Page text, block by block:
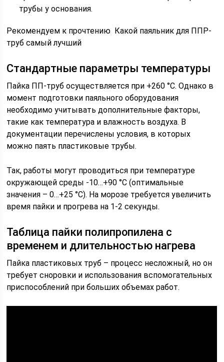
трубы у основания.
Рекомендуем к прочтению Какой паяльник для ППР-
труб самый лучший
Стандартные параметры температуры
Пайка ПП-труб осуществляется при +260 °С. Однако в
момент подготовки паяльного оборудования
необходимо учитывать дополнительные факторы,
такие как температура и влажность воздуха. В
документации перечислены условия, в которых
можно паять пластиковые трубы.
Так, работы могут проводиться при температуре
окружающей среды -10…+90 °С (оптимальные
значения – 0…+25 °С). На морозе требуется увеличить
время пайки и прогрева на 1-2 секунды.
Таблица пайки полипропилена с
временем и длительностью нагрева
Пайка пластиковых труб – процесс несложный, но он
требует сноровки и использования вспомогательных
приспособлений при больших объемах работ.